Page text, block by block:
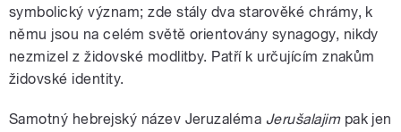
symbolický význam; zde stály dva starověké chrámy, k
němu jsou na celém světě orientovány synagogy, nikdy
nezmizel z židovské modlitby. Patří k určujícím znakům
židovské identity.
Samotný hebrejský název Jeruzaléma Jerušalajimpak jen